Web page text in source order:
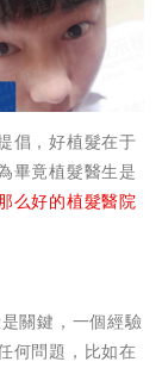
倡，好植髮在于
畢竟植髮醫生是
么好的植髮醫院
關鍵，一個經驗
何問題，比如在